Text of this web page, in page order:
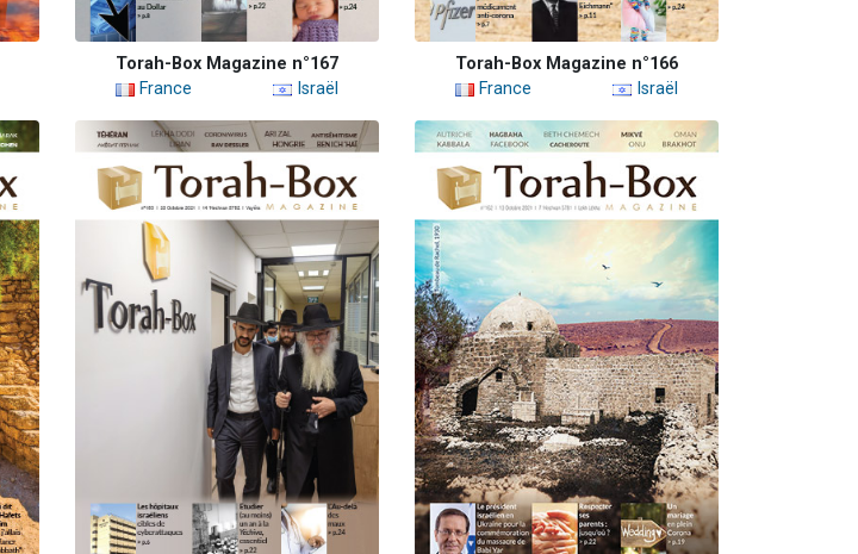
Torah-Box Magazine n°167
France
Israël
Torah-Box Magazine n°166
France
Israël